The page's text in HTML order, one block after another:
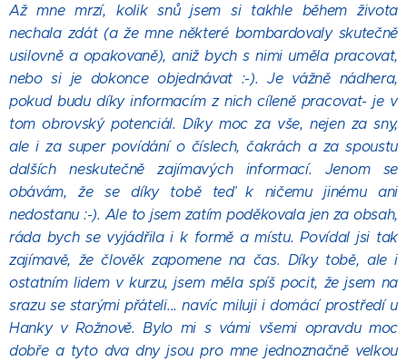
Až mne mrzí, kolik snů jsem si takhle během života
nechala zdát (a že mne některé bombardovaly skutečně
usilovně a opakovaně), aniž bych s nimi uměla pracovat,
nebo si je dokonce objednávat :-). Je vážně nádhera,
pokud budu díky informacím z nich cíleně pracovat- je v
tom obrovský potenciál. Díky moc za vše, nejen za sny,
ale i za super povídání o číslech, čakrách a za spoustu
dalších neskutečně zajímavých informací. Jenom se
obávám, že se díky tobě teď k ničemu jinému ani
nedostanu :-). Ale to jsem zatím poděkovala jen za obsah,
ráda bych se vyjádřila i k formě a místu. Povídal jsi tak
zajímavě, že člověk zapomene na čas. Díky tobě, ale i
ostatním lidem v kurzu, jsem měla spíš pocit, že jsem na
srazu se starými přáteli... navíc miluji i domácí prostředí u
Hanky v Rožnově. Bylo mi s vámi všemi opravdu moc
dobře a tyto dva dny jsou pro mne jednoznačně velkou